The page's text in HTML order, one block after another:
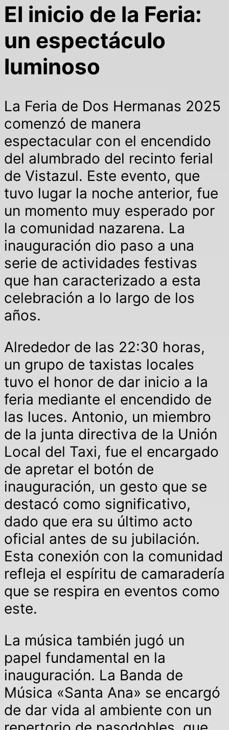
El inicio de la Feria:
un espectáculo
luminoso
La Feria de Dos Hermanas 2025
comenzó de manera
espectacular con el encendido
del alumbrado del recinto ferial
de Vistazul. Este evento, que
tuvo lugar la noche anterior, fue
un momento muy esperado por
la comunidad nazarena. La
inauguración dio paso a una
serie de actividades festivas
que han caracterizado a esta
celebración a lo largo de los
años.
Alrededor de las 22:30 horas,
un grupo de taxistas locales
tuvo el honor de dar inicio a la
feria mediante el encendido de
las luces. Antonio, un miembro
de la junta directiva de la Unión
Local del Taxi, fue el encargado
de apretar el botón de
inauguración, un gesto que se
destacó como significativo,
dado que era su último acto
oficial antes de su jubilación.
Esta conexión con la comunidad
refleja el espíritu de camaradería
que se respira en eventos como
este.
La música también jugó un
papel fundamental en la
inauguración. La Banda de
Música «Santa Ana» se encargó
de dar vida al ambiente con un